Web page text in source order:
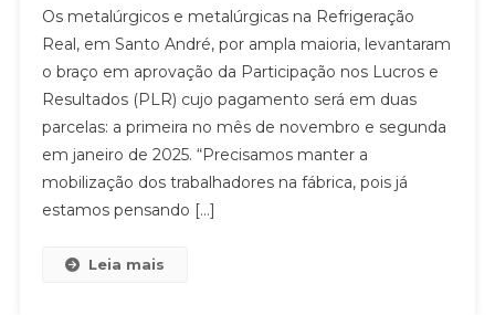
APROVAM
PLR
NA
REFRIGERAÇÃO
REAL
Os metalúrgicos e metalúrgicas na Refrigeração
Real, em Santo André, por ampla maioria, levantaram
o braço em aprovação da Participação nos Lucros e
Resultados (PLR) cujo pagamento será em duas
parcelas: a primeira no mês de novembro e segunda
em janeiro de 2025. “Precisamos manter a
mobilização dos trabalhadores na fábrica, pois já
estamos pensando […]
Leia mais